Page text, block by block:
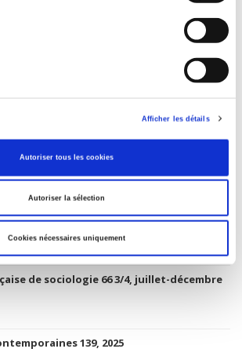
Afficher les détails
Autoriser tous les cookies
Autoriser la sélection
Cookies nécessaires uniquement
& action publique 15-1, janvier-mars
77-1, janvier 2026
de sociologie 66 3/4, juillet-décembre
139, 2025